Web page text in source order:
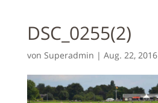
DSC_0255(2)
von Superadmin | Aug. 22, 2016